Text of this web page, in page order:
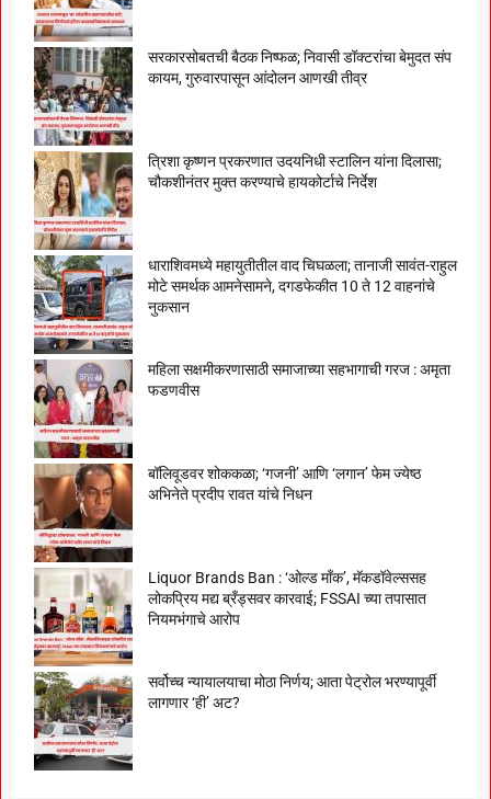
सरकारसोबतची बैठक निष्फळ; निवासी डॉक्टरांचा बेमुदत संप
कायम, गुरुवारपासून आंदोलन आणखी तीव्र
त्रिशा कृष्णन प्रकरणात उदयनिधी स्टालिन यांना दिलासा;
चौकशीनंतर मुक्त करण्याचे हायकोर्टाचे निर्देश
धाराशिवमध्ये महायुतीतील वाद चिघळला; तानाजी सावंत-राहुल
मोटे समर्थक आमनेसामने, दगडफेकीत 10 ते 12 वाहनांचे
नुकसान
महिला सक्षमीकरणासाठी समाजाच्या सहभागाची गरज : अमृता
फडणवीस
बॉलिवूडवर शोककळा; ‘गजनी’ आणि ‘लगान’ फेम ज्येष्ठ
अभिनेते प्रदीप रावत यांचे निधन
Liquor Brands Ban : ‘ओल्ड मॉंक’, मॅकडॉवेल्ससह
लोकप्रिय मद्य ब्रँड्सवर कारवाई; FSSAI च्या तपासात
नियमभंगाचे आरोप
सर्वोच्च न्यायालयाचा मोठा निर्णय; आता पेट्रोल भरण्यापूर्वी
लागणार ‘ही’ अट?